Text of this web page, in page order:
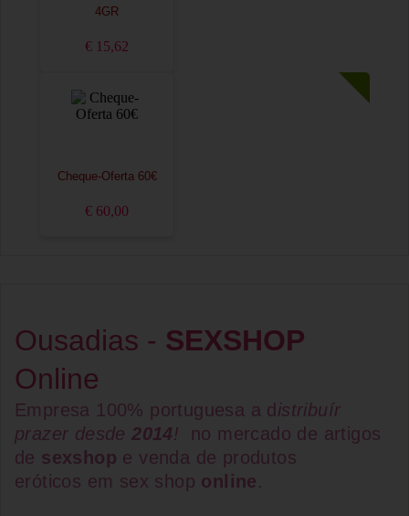
4GR
€ 15,62
Cheque-Oferta 60€
€ 60,00
Ousadias - SEXSHOP
Online
Empresa 100% portuguesa a d istribuír
prazer desde2014!
no mercado de artigos
de sexshop e venda de produtos
eróticos em sex shop online.